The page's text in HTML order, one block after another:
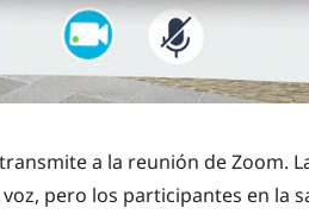
a la reunión deZoom.
pero los participantes en la